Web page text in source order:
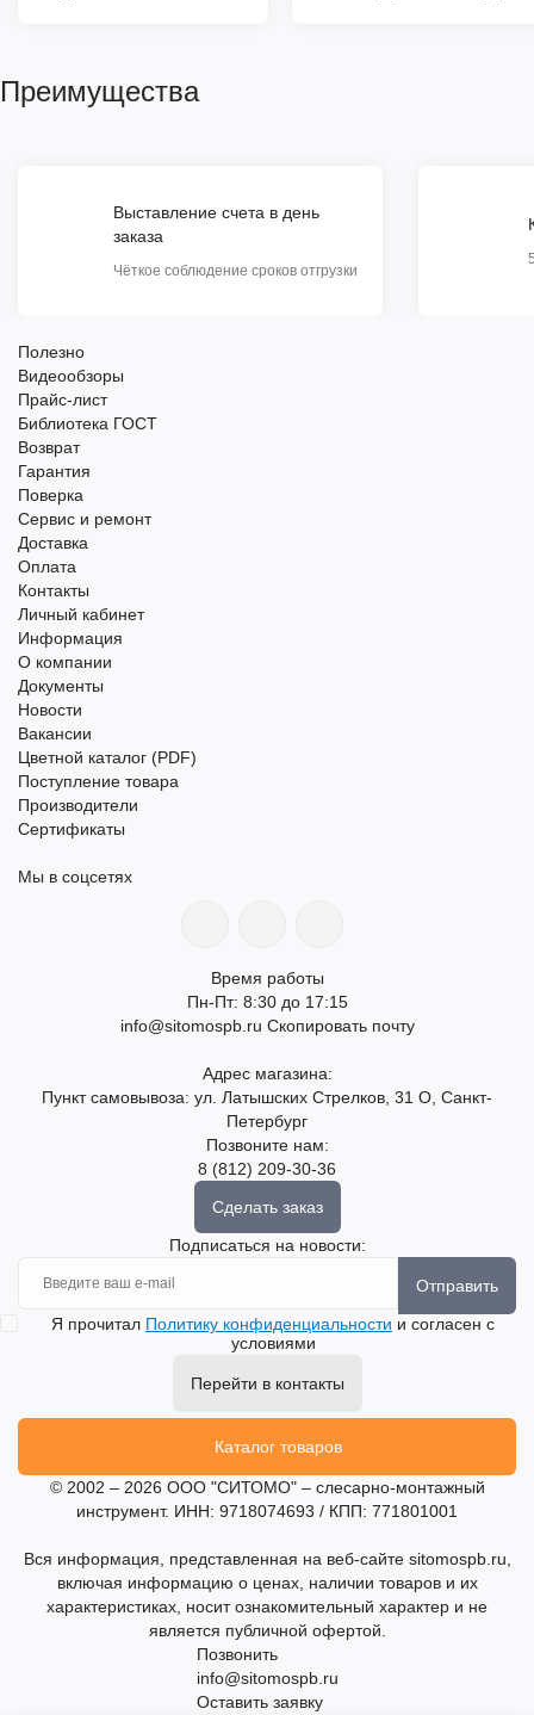
Преимущества
Выставление счета в день
заказа
Чёткое соблюдение сроков отгрузки
Полезно
Видеообзоры
Прайс-лист
Библиотека ГОСТ
Возврат
Гарантия
Поверка
Сервис и ремонт
Доставка
Оплата
Контакты
Личный кабинет
Информация
О компании
Документы
Новости
Вакансии
Цветной каталог (PDF)
Поступление товара
Производители
Сертификаты
Мы в соцсетях
Время работы
Пн-Пт: 8:30 до 17:15
info@sitomospb.ru Скопировать почту
Адрес магазина:
Пункт самовывоза: ул. Латышских Стрелков, 31 О, Санкт-
Петербург
Позвоните нам:
8 (812) 209-30-36
Сделать заказ
Подписаться на новости:
Отправить
Я прочитал Политику конфиденциальности и согласен с
условиями
Перейти в контакты
Каталог товаров
© 2002 – 2026 ООО "СИТОМО" – слесарно-монтажный
инструмент. ИНН: 9718074693 / КПП: 771801001
Вся информация, представленная на веб-сайте sitomospb.ru,
включая информацию о ценах, наличии товаров и их
характеристиках, носит ознакомительный характер и не
является публичной офертой.
Позвонить
info@sitomospb.ru
Оставить заявку